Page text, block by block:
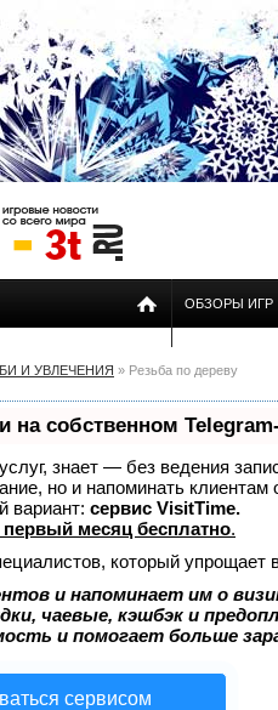
ОБЗОРЫ ИГР
И УВЛЕЧЕНИЯ » Резьба по дереву
на собственном
знает — без ведения
но и напоминать
вариант: сервис VisitTime.
первый месяц бесплатно.
который упрощает
и напоминает им о
чаевые, кэшбэк и
и помогает больше
сервисом